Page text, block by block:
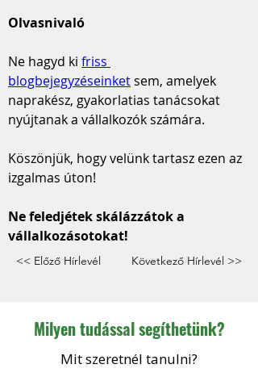
Olvasnivaló
Ne hagyd ki friss
blogbejegyzéseinket sem, amelyek
naprakész, gyakorlatias tanácsokat
nyújtanak a vállalkozók számára.
Köszönjük, hogy velünk tartasz ezen az
izgalmas úton!
Ne feledjétek skálázzátok a
vállalkozásotokat!
<< Előző Hírlevél Következő Hírlevél >>
Milyen tudással segíthetünk?
Mit szeretnél tanulni?